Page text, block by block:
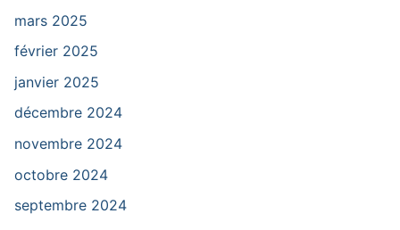
mars 2025
février 2025
janvier 2025
décembre 2024
novembre 2024
octobre 2024
septembre 2024